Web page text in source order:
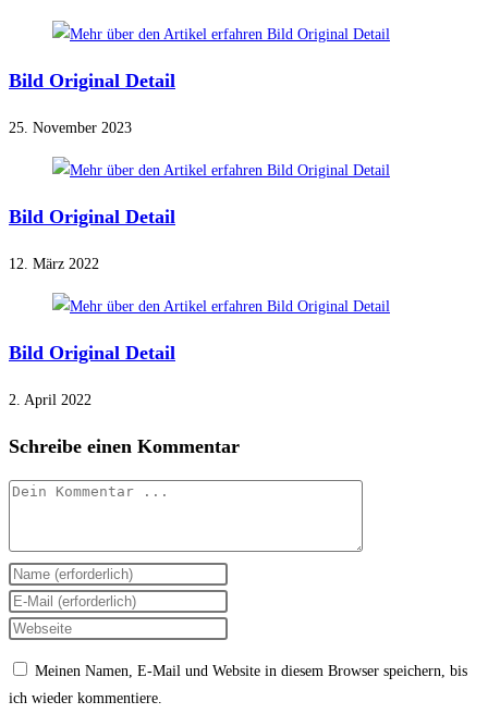
Bild Original Detail
25. November 2023
Bild Original Detail
12. März 2022
Bild Original Detail
2. April 2022
Schreibe einen Kommentar
Kommentieren
Gib
deinen
Namen
Gib
deine
Gib
Meinen Namen, E-Mail und Website in diesem Browser speichern, bis
ich wieder kommentiere.